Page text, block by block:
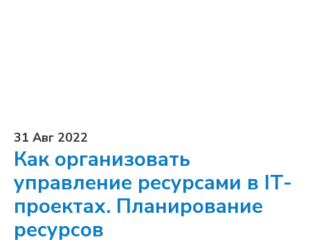
31 Авг 2022
Как организовать
управление ресурсами в IT-
проектах. Планирование
ресурсов